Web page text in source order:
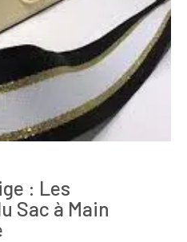
: Les
Sac à Main